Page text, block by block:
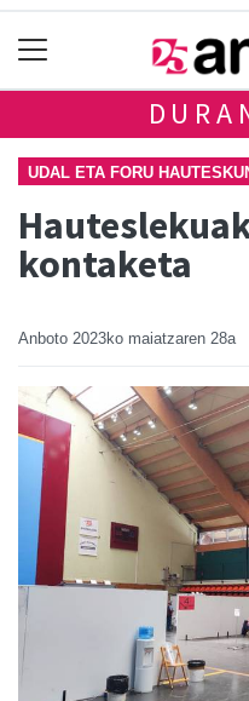
UDAL ETA FORU
kontaketa
Anboto 2023ko maiatzaren 28a